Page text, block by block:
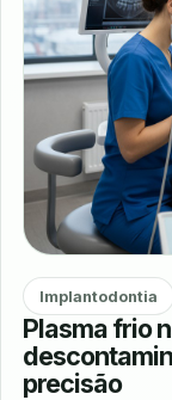
Implantodontia
Plasma frio
precisão